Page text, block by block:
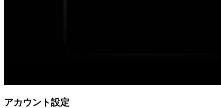
アカウント設定